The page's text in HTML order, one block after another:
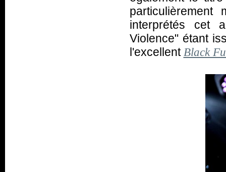
interprétés cet
Violence" étant
l'excellent Black